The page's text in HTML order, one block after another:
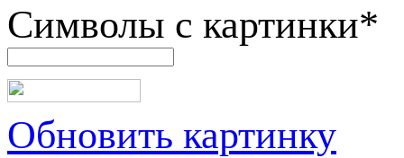
Символы с картинки*
Обновить картинку